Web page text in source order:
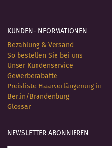
KUNDEN-INFORMATIONEN
Bezahlung & Versand
So bestellen Sie bei uns
Unser Kundenservice
Gewerberabatte
Preisliste Haarverlängerung in
Berlin/Brandenburg
Glossar
NEWSLETTER ABONNIEREN